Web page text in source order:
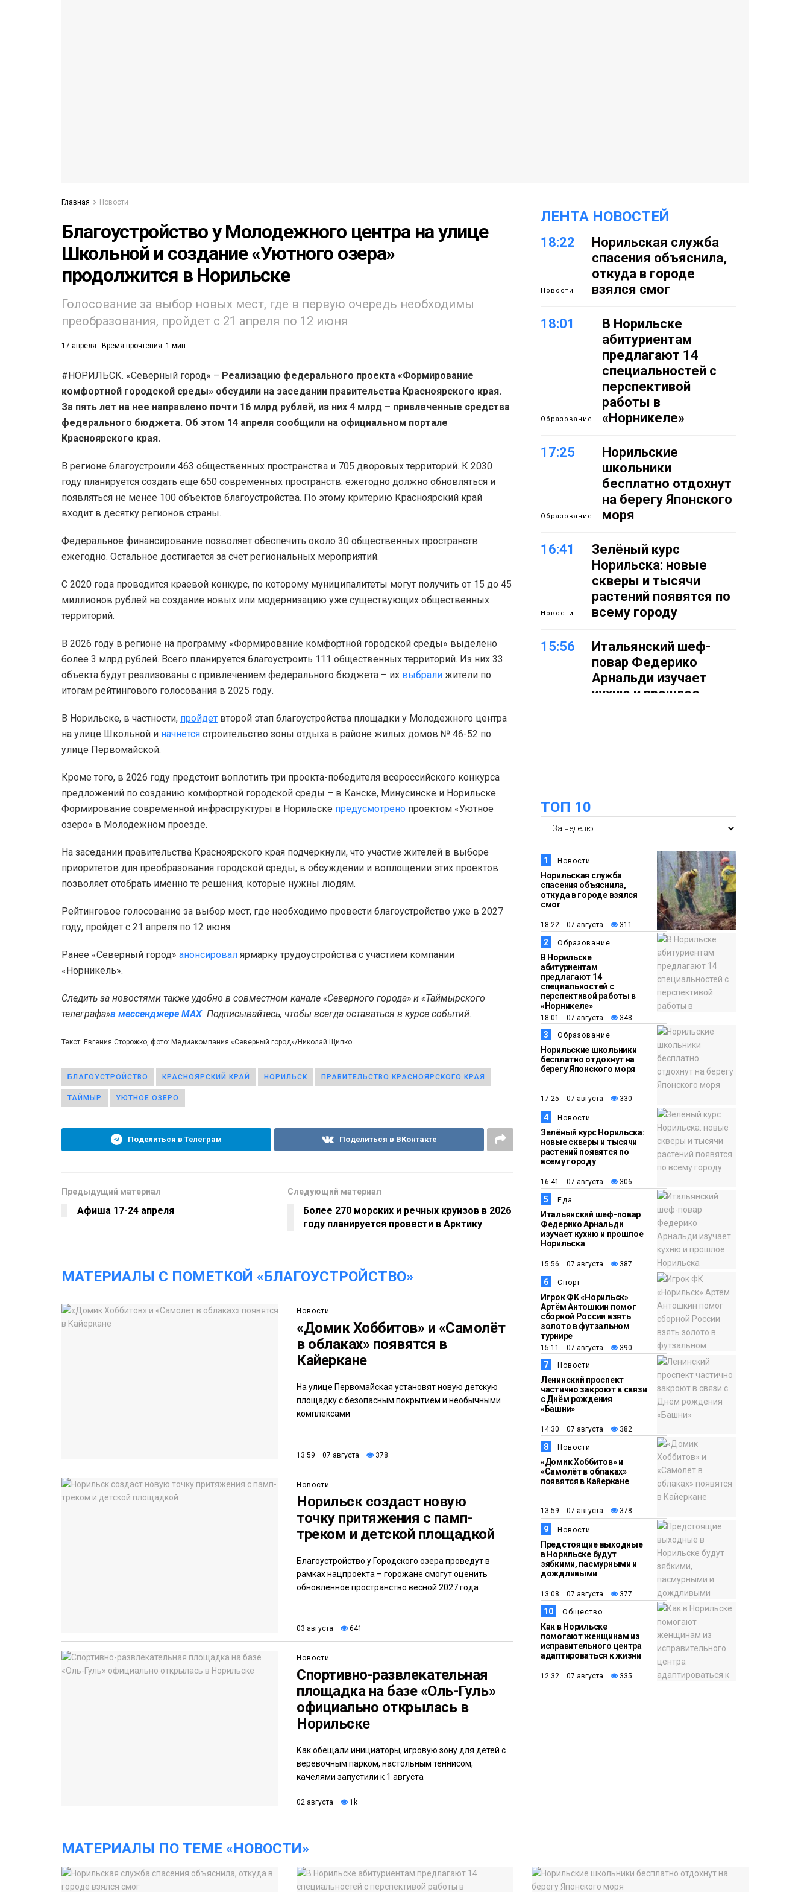
Главная Новости
Благоустройство у Молодежного центра на улице
Школьной и создание «Уютного озера»
продолжится в Норильске
Голосование за выбор новых мест, где в первую очередь необходимы
преобразования, пройдет с 21 апреля по 12 июня
17 апреля Время прочтения: 1 мин.
#НОРИЛЬСК. «Северный город» – Реализацию федерального проекта «Формирование
комфортной городской среды» обсудили на заседании правительства Красноярского края.
За пять лет на нее направлено почти 16 млрд рублей, из них 4 млрд – привлеченные средства
федерального бюджета. Об этом 14 апреля сообщили на официальном портале
Красноярского края.
В регионе благоустроили 463 общественных пространства и 705 дворовых территорий. К 2030
году планируется создать еще 650 современных пространств: ежегодно должно обновляться и
появляться не менее 100 объектов благоустройства. По этому критерию Красноярский край
входит в десятку регионов страны.
Федеральное финансирование позволяет обеспечить около 30 общественных пространств
ежегодно. Остальное достигается за счет региональных мероприятий.
С 2020 года проводится краевой конкурс, по которому муниципалитеты могут получить от 15 до 45
миллионов рублей на создание новых или модернизацию уже существующих общественных
территорий.
В 2026 году в регионе на программу «Формирование комфортной городской среды» выделено
более 3 млрд рублей. Всего планируется благоустроить 111 общественных территорий. Из них 33
объекта будут реализованы с привлечением федерального бюджета – их выбрали жители по
итогам рейтингового голосования в 2025 году.
В Норильске, в частности, пройдет второй этап благоустройства площадки у Молодежного центра
на улице Школьной и начнется строительство зоны отдыха в районе жилых домов № 46-52 по
улице Первомайской.
Кроме того, в 2026 году предстоит воплотить три проекта-победителя всероссийского конкурса
предложений по созданию комфортной городской среды – в Канске, Минусинске и Норильске.
Формирование современной инфраструктуры в Норильске предусмотрено проектом «Уютное
озеро» в Молодежном проезде.
На заседании правительства Красноярского края подчеркнули, что участие жителей в выборе
приоритетов для преобразования городской среды, в обсуждении и воплощении этих проектов
позволяет отобрать именно те решения, которые нужны людям.
Рейтинговое голосование за выбор мест, где необходимо провести благоустройство уже в 2027
году, пройдет с 21 апреля по 12 июня.
Ранее «Северный город» анонсировал ярмарку трудоустройства с участием компании
«Норникель».
Следить за новостями также удобно в совместном канале «Северного города» и «Таймырского
телеграфа»в мессенджере MAX. Подписывайтесь, чтобы всегда оставаться в курсе событий.
Текст: Евгения Сторожко, фото: Медиакомпания «Северный город»/Николай Щипко
БЛАГОУСТРОЙСТВО КРАСНОЯРСКИЙ КРАЙ НОРИЛЬСК ПРАВИТЕЛЬСТВО КРАСНОЯРСКОГО КРАЯ
ТАЙМЫР УЮТНОЕ ОЗЕРО
Поделиться в Телеграм Поделиться в ВКонтакте
Предыдущий материал
Афиша 17-24 апреля
Следующий материал
Более 270 морских и речных круизов в 2026
году планируется провести в Арктику
МАТЕРИАЛЫ С ПОМЕТКОЙ «БЛАГОУСТРОЙСТВО»
Новости
«Домик Хоббитов» и «Самолёт
в облаках» появятся в
Кайеркане
На улице Первомайская установят новую детскую
площадку с безопасным покрытием и необычными
комплексами
13:59 07 августа 378
Новости
Норильск создаст новую
точку притяжения с памп-
треком и детской площадкой
Благоустройство у Городского озера проведут в
рамках нацпроекта – горожане смогут оценить
обновлённое пространство весной 2027 года
03 августа 641
Новости
Спортивно-развлекательная
площадка на базе «Оль-Гуль»
официально открылась в
Норильске
Как обещали инициаторы, игровую зону для детей с
веревочным парком, настольным теннисом,
качелями запустили к 1 августа
02 августа 1k
ЛЕНТА НОВОСТЕЙ
18:22
Новости
Норильская служба
спасения объяснила,
откуда в городе
взялся смог
18:01
Образование
В Норильске
абитуриентам
предлагают 14
специальностей с
перспективой
работы в
«Норникеле»
17:25
Образование
Норильские
школьники
бесплатно отдохнут
на берегу Японского
моря
16:41
Новости
Зелёный курс
Норильска: новые
скверы и тысячи
растений появятся по
всему городу
15:56
Итальянский шеф-
повар Федерико
Арнальди изучает
кухню и прошлое
Спорт
14:30
Новости
Ленинский проспект
частично закроют в
связи с Днём
рождения «Башни»
13:59
Новости
«Домик Хоббитов» и
«Самолёт в облаках»
появятся в Кайеркане
13:08
Новости
Предстоящие
выходные в
Норильске будут
зябкими, пасмурными
и дождливыми
Общество
Как в Норильске
помогают женщинам
из исправительного
центра
адаптироваться к
жизни
ТОП 10
1 Новости
Норильская служба
спасения объяснила,
откуда в городе взялся
смог
18:22 07 августа 311
2 Образование
В Норильске
абитуриентам
предлагают 14
специальностей с
перспективой работы в
«Норникеле»
18:01 07 августа 348
3 Образование
Норильские школьники
бесплатно отдохнут на
берегу Японского моря
17:25 07 августа 330
4 Новости
Зелёный курс Норильска:
новые скверы и тысячи
растений появятся по
всему городу
16:41 07 августа 306
5 Еда
Итальянский шеф-повар
Федерико Арнальди
изучает кухню и прошлое
Норильска
15:56 07 августа 387
6 Спорт
Игрок ФК «Норильск»
Артём Антошкин помог
сборной России взять
золото в футзальном
турнире
15:11 07 августа 390
7 Новости
Ленинский проспект
частично закроют в связи
с Днём рождения
«Башни»
14:30 07 августа 382
8 Новости
«Домик Хоббитов» и
«Самолёт в облаках»
появятся в Кайеркане
13:59 07 августа 378
9 Новости
Предстоящие выходные
в Норильске будут
зябкими, пасмурными и
дождливыми
13:08 07 августа 377
10 Общество
Как в Норильске
помогают женщинам из
исправительного центра
адаптироваться к жизни
12:32 07 августа 335
МАТЕРИАЛЫ ПО ТЕМЕ «НОВОСТИ»